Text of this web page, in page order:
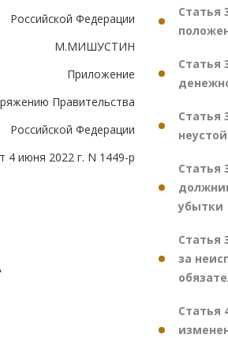
Российской Федерации
М.МИШУСТИН
Приложение
Правительства
Российской Федерации
4 июня 2022 г. N 1449-р
Статья
Статья
Статья
Статья
убытки
Статья
за
Статья